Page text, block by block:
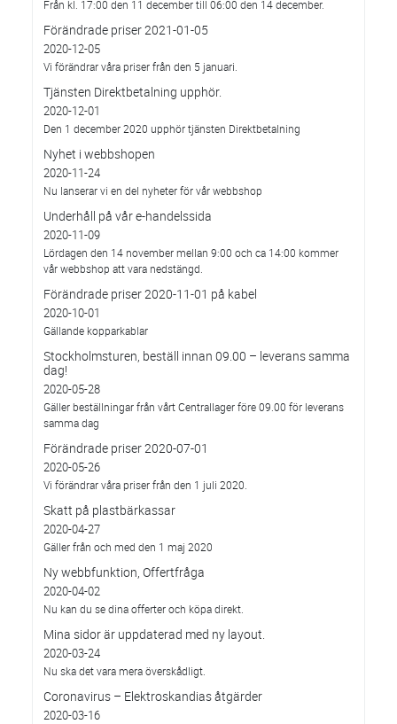
Från kl. 17:00 den 11 december till 06:00 den 14 december.
Förändrade priser 2021-01-05
2020-12-05
Vi förändrar våra priser från den 5 januari.
Tjänsten Direktbetalning upphör.
2020-12-01
Den 1 december 2020 upphör tjänsten Direktbetalning
Nyhet i webbshopen
2020-11-24
Nu lanserar vi en del nyheter för vår webbshop
Underhåll på vår e-handelssida
2020-11-09
Lördagen den 14 november mellan 9:00 och ca 14:00 kommer
vår webbshop att vara nedstängd.
Förändrade priser 2020-11-01 på kabel
2020-10-01
Gällande kopparkablar
Stockholmsturen, beställ innan 09.00 – leverans samma
dag!
2020-05-28
Gäller beställningar från vårt Centrallager före 09.00 för leverans
samma dag
Förändrade priser 2020-07-01
2020-05-26
Vi förändrar våra priser från den 1 juli 2020.
Skatt på plastbärkassar
2020-04-27
Gäller från och med den 1 maj 2020
Ny webbfunktion, Offertfråga
2020-04-02
Nu kan du se dina offerter och köpa direkt.
Mina sidor är uppdaterad med ny layout.
2020-03-24
Nu ska det vara mera överskådligt.
Coronavirus – Elektroskandias åtgärder
2020-03-16